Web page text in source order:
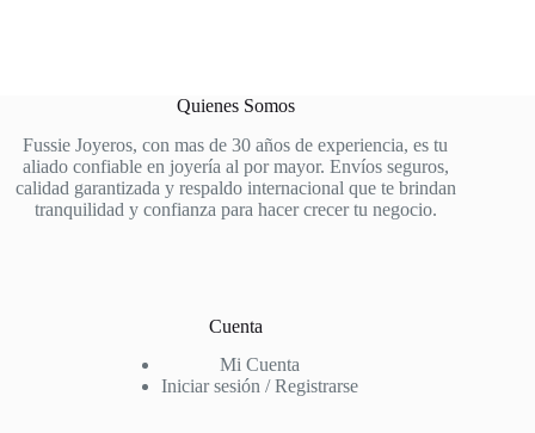
Quienes Somos
Fussie Joyeros, con mas de 30 años de experiencia, es tu
aliado confiable en joyería al por mayor. Envíos seguros,
calidad garantizada y respaldo internacional que te brindan
tranquilidad y confianza para hacer crecer tu negocio.
Cuenta
Mi Cuenta
Iniciar sesión / Registrarse